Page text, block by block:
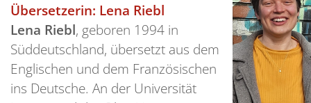
Übersetzerin: Lena Riebl
Lena Riebl, geboren 1994 in
Süddeutschland, übersetzt aus dem
Englischen und dem Französischen
ins Deutsche. An der Universität